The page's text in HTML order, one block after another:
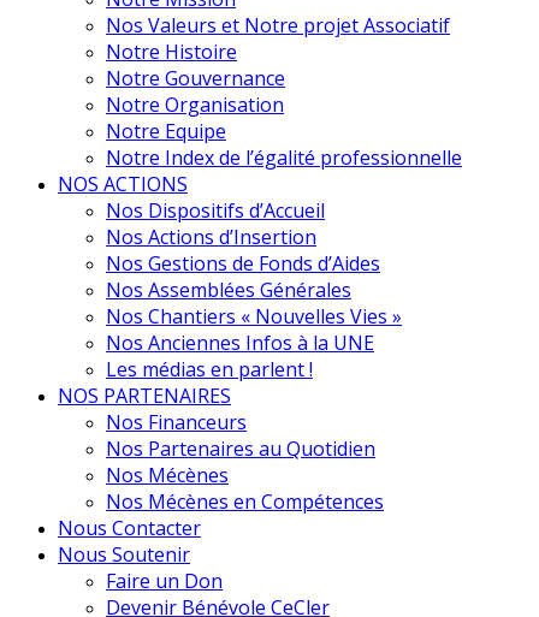
Nos Valeurs et Notre projet Associatif
Notre Histoire
Notre Gouvernance
Notre Organisation
Notre Equipe
Notre Index de l’égalité professionnelle
NOS ACTIONS
Nos Dispositifs d’Accueil
Nos Actions d’Insertion
Nos Gestions de Fonds d’Aides
Nos Assemblées Générales
Nos Chantiers « Nouvelles Vies »
Nos Anciennes Infos à la UNE
Les médias en parlent !
NOS PARTENAIRES
Nos Financeurs
Nos Partenaires au Quotidien
Nos Mécènes
Nos Mécènes en Compétences
Nous Contacter
Nous Soutenir
Faire un Don
Devenir Bénévole CeCler